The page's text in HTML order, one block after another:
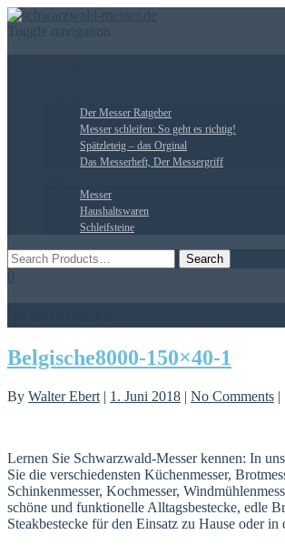
Der Messer Ratgeber
Messer schleifen: So geht es richtig!
Spätzleteig – das Orginal
Das Messerheft, Der Messergriff
Messer
Haushaltswaren
Schleifsteine
Belgische8000-150×40-1
By Walter Ebert | 1. Juni 2018 | No Comments |
Lernen Sie Schwarzwald-Messer kennen: In
Sie die verschiedensten Küchenmesser,
Schinkenmesser, Kochmesser,
schöne und funktionelle Alltagsbestecke, edle
Steakbestecke für den Einsatz zu Hause oder in